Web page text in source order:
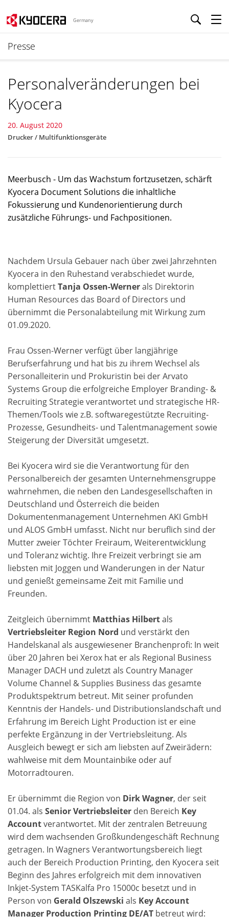
Germany
Presse
Personalveränderungen bei
Kyocera
20. August 2020
Drucker / Multifunktionsgeräte
Meerbusch - Um das Wachstum fortzusetzen, schärft
Kyocera Document Solutions die inhaltliche
Fokussierung und Kundenorientierung durch
zusätzliche Führungs- und Fachpositionen.
Nachdem Ursula Gebauer nach über zwei Jahrzehnten
Kyocera in den Ruhestand verabschiedet wurde,
komplettiertTanja Ossen-Wernerals Direktorin
Human Resources das Board of Directors und
übernimmt die Personalabteilung mit Wirkung zum
01.09.2020.
Frau Ossen-Werner verfügt über langjährige
Berufserfahrung und hat bis zu ihrem Wechsel als
Personalleiterin und Prokuristin bei der Arvato
Systems Group die erfolgreiche Employer Branding- &
Recruiting Strategie verantwortet und strategische HR-
Themen/Tools wie z.B. softwaregestützte Recruiting-
Prozesse, Gesundheits- und Talentmanagement sowie
Steigerung der Diversität umgesetzt.
Bei Kyocera wird sie die Verantwortung für den
Personalbereich der gesamten Unternehmensgruppe
wahrnehmen, die neben den Landesgesellschaften in
Deutschland und Österreich die beiden
Dokumentenmanagement Unternehmen AKI GmbH
und ALOS GmbH umfasst. Nicht nur beruflich sind der
Mutter zweier Töchter Freiraum, Weiterentwicklung
und Toleranz wichtig. Ihre Freizeit verbringt sie am
liebsten mit Joggen und Wanderungen in der Natur
und genießt gemeinsame Zeit mit Familie und
Freunden.
Zeitgleich übernimmt Matthias Hilbertals
Vertriebsleiter Region Nord und verstärkt den
Handelskanal als ausgewiesener Branchenprofi: In weit
über 20 Jahren bei Xerox hat er als Regional Business
Manager DACH und zuletzt als Country Manager
Volume Channel & Supplies Business das gesamte
Produktspektrum betreut. Mit seiner profunden
Kenntnis der Handels- und Distributionslandschaft und
Erfahrung im Bereich Light Production ist er eine
perfekte Ergänzung in der Vertriebsleitung. Als
Ausgleich bewegt er sich am liebsten auf Zweirädern:
wahlweise mit dem Mountainbike oder auf
Motorradtouren.
Er übernimmt die Region von Dirk Wagner, der seit
01.04. als Senior Vertriebsleiter den Bereich Key
Accountverantwortet. Mit der zentralen Betreuung
wird dem wachsenden Großkundengeschäft Rechnung
getragen. In Wagners Verantwortungsbereich liegt
auch der Bereich Production Printing, den Kyocera seit
Beginn des Jahres erfolgreich mit dem innovativen
Inkjet-System TASKalfa Pro 15000c besetzt und in
Person von Gerald Olszewski als Key Account
Manager Production Printing DE/AT betreut wird: